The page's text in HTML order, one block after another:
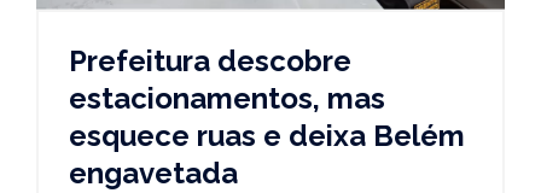
Prefeitura descobre
estacionamentos, mas
esquece ruas e deixa Belém
engavetada